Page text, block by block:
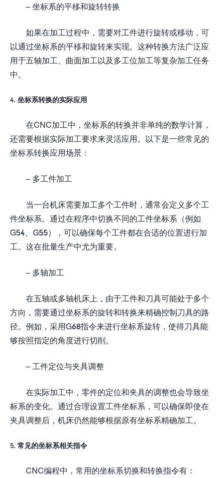
– 坐标系的平移和旋转转换
如果在加工过程中，需要对工件进行旋转或移动，可
以通过坐标系的平移和旋转来实现。这种转换方法广泛应
用于五轴加工、曲面加工以及多工位加工等复杂加工任务
中。
4. 坐标系转换的实际应用
在CNC加工中，坐标系的转换并非单纯的数学计算，
还需要根据实际加工要求来灵活应用。以下是一些常见的
坐标系转换应用场景：
– 多工件加工
当一台机床需要加工多个工件时，通常会定义多个工
件坐标系。通过在程序中切换不同的工件坐标系（例如
G54、G55），可以确保每个工件都在合适的位置进行加
工。这在批量生产中尤为重要。
– 多轴加工
在五轴或多轴机床上，由于工件和刀具可能处于多个
方向，需要通过坐标系的旋转和转换来精确控制刀具的路
径。例如，采用G68指令来进行坐标系旋转，使得刀具能
够按照指定的角度进行切削。
– 工件定位与夹具调整
在实际加工中，零件的定位和夹具的调整也会导致坐
标系的变化。通过合理设置工件坐标系，可以确保即使在
夹具调整后，机床仍然能够根据原有坐标系精确加工。
5. 常见的坐标系相关指令
CNC编程中，常用的坐标系切换和转换指令有：